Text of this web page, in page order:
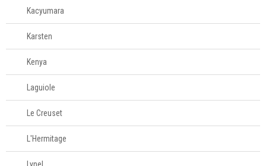
Kacyumara
Karsten
Kenya
Laguiole
Le Creuset
L'Hermitage